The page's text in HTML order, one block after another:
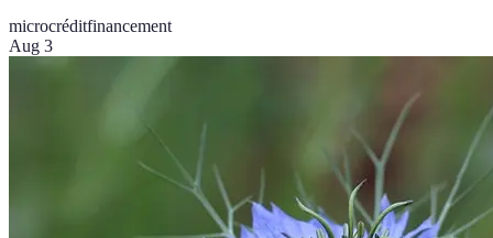
microcréditfinancement
Aug 3